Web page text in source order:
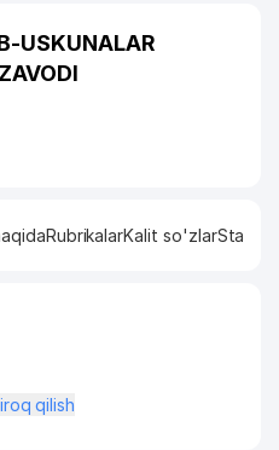
USKUNALAR
RubrikalarKalit so'zlar
qilish